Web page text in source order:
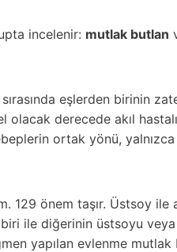
incelenir: mutlak butlan
sırasında eşlerden birinin
derecede akıl
ortak yönü,
129 önem taşır. Üstsoy
ile diğerinin üstsoyu
yapılan evlenme mutlak